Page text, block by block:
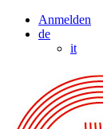
Anmelden
de
it